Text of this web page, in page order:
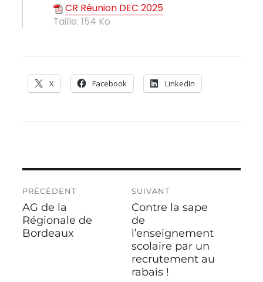
CR Réunion DEC 2025
Taille: 154 Ko
X Facebook LinkedIn
de
l’article
PRÉCÉDENT
Publication
précédente :
AG de la
Régionale de
Bordeaux
SUIVANT
Publication
suivante :
Contre la sape
de
l’enseignement
scolaire par un
recrutement au
rabais !